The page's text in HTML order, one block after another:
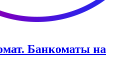
Банкоматы на